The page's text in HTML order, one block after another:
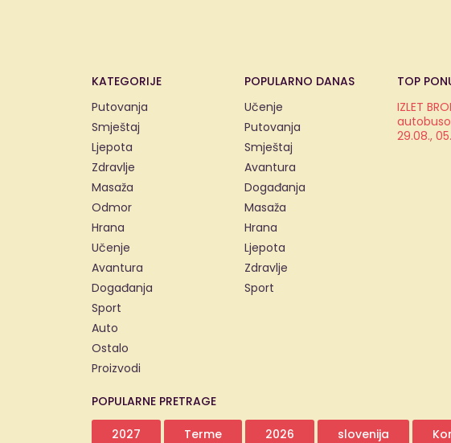
KATEGORIJE
Putovanja
Smještaj
Ljepota
Zdravlje
Masaža
Odmor
Hrana
Učenje
Avantura
Događanja
Sport
Auto
Ostalo
Proizvodi
POPULARNO DANAS
Učenje
Putovanja
Smještaj
Avantura
Događanja
Masaža
Hrana
Ljepota
Zdravlje
Sport
TOP
IZLET
29.08.,
POPULARNE PRETRAGE
2027 Terme 2026 slovenija